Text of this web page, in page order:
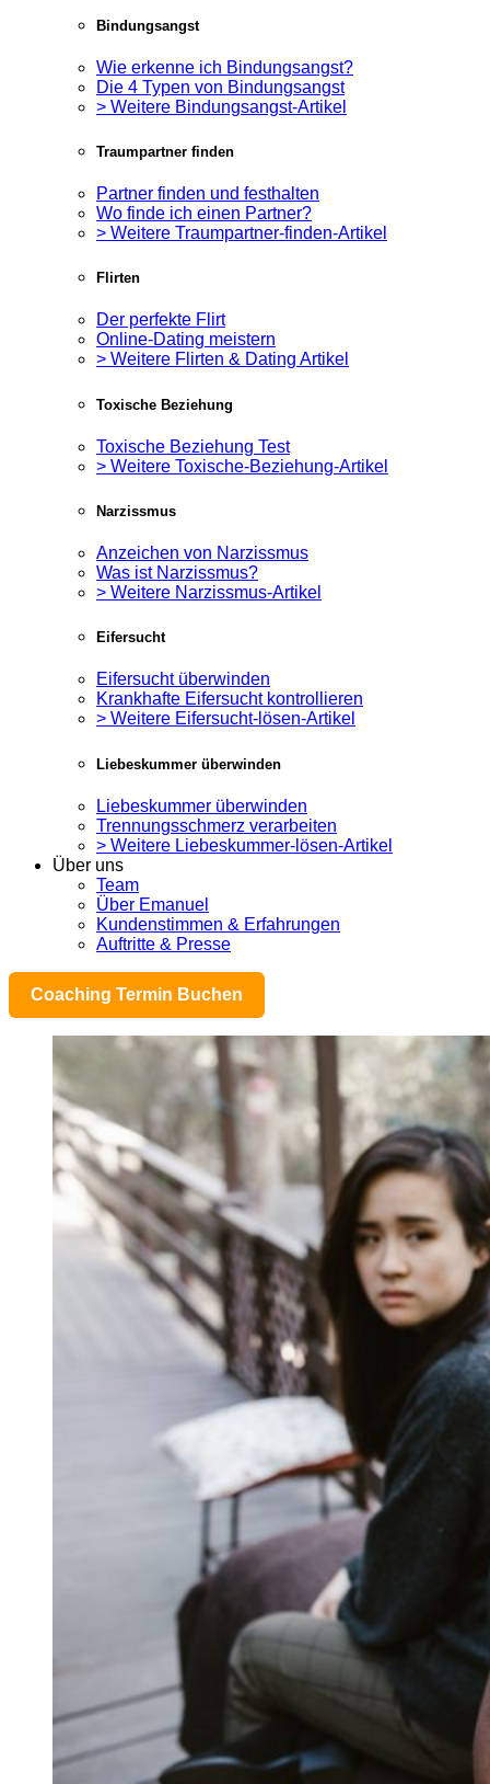
Bindungsangst
Wie erkenne ich Bindungsangst?
Die 4 Typen von Bindungsangst
> Weitere Bindungsangst-Artikel
Traumpartner finden
Partner finden und festhalten
Wo finde ich einen Partner?
> Weitere Traumpartner-finden-Artikel
Flirten
Der perfekte Flirt
Online-Dating meistern
> Weitere Flirten & Dating Artikel
Toxische Beziehung
Toxische Beziehung Test
> Weitere Toxische-Beziehung-Artikel
Narzissmus
Anzeichen von Narzissmus
Was ist Narzissmus?
> Weitere Narzissmus-Artikel
Eifersucht
Eifersucht überwinden
Krankhafte Eifersucht kontrollieren
> Weitere Eifersucht-lösen-Artikel
Liebeskummer überwinden
Liebeskummer überwinden
Trennungsschmerz verarbeiten
> Weitere Liebeskummer-lösen-Artikel
Über uns
Team
Über Emanuel
Kundenstimmen & Erfahrungen
Auftritte & Presse
Coaching Termin Buchen